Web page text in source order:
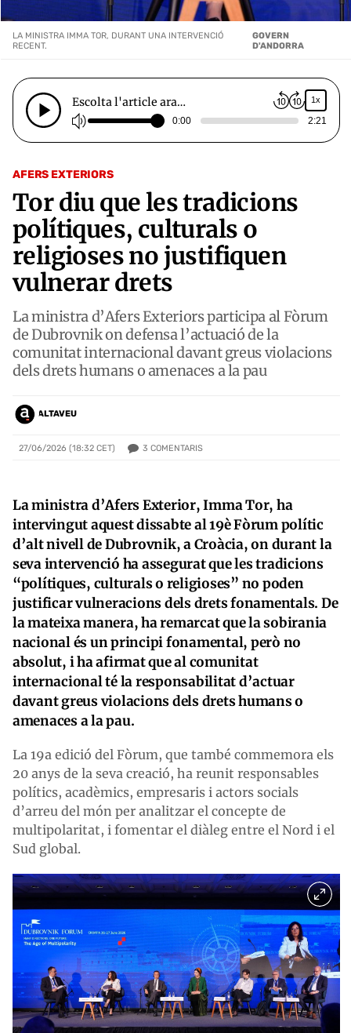
AFERS EXTERIORS
Tor diu que les tradicions
polítiques, culturals o
religioses no justifiquen
vulnerar drets
La ministra d’Afers Exteriors participa al Fòrum
de Dubrovnik on defensa l’actuació de la
comunitat internacional davant greus violacions
dels drets humans o amenaces a la pau
ALTAVEU
27/06/2026 (18:32 CET) 3 COMENTARIS
LA MINISTRA IMMA TOR, DURANT UNA INTERVENCIÓ
RECENT.
GOVERN
D'ANDORRA
Escolta l'article ara… 1x
0:00 2:21
La ministra d’Afers Exterior, Imma Tor, ha
intervingut aquest dissabte al 19è Fòrum polític
d’alt nivell de Dubrovnik, a Croàcia, on durant la
seva intervenció ha assegurat que les tradicions
“polítiques, culturals o religioses” no poden
justificar vulneracions dels drets fonamentals. De
la mateixa manera, ha remarcat que la sobirania
nacional és un principi fonamental, però no
absolut, i ha afirmat que al comunitat
internacional té la responsabilitat d’actuar
davant greus violacions dels drets humans o
amenaces a la pau.
La 19a edició del Fòrum, que també commemora els
20 anys de la seva creació, ha reunit responsables
polítics, acadèmics, empresaris i actors socials
d’arreu del món per analitzar el concepte de
multipolaritat, i fomentar el diàleg entre el Nord i el
Sud global.